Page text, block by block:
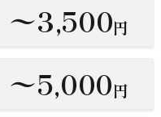
〜3,500円
〜5,000円